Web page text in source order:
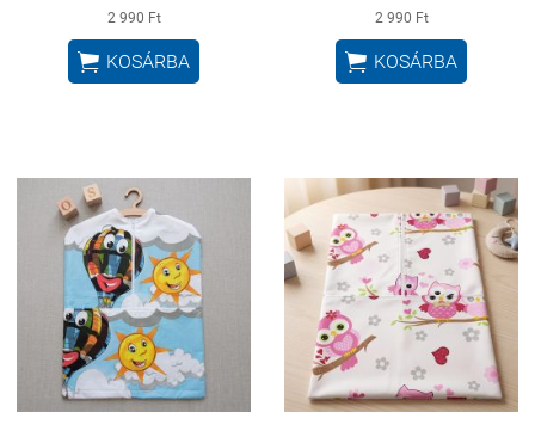
2 990 Ft
 KOSÁRBA
2 990 Ft
 KOSÁRBA